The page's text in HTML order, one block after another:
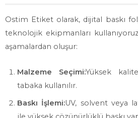
Ostim Etiket olarak, dijital baskı
teknolojik ekipmanları
aşamalardan oluşur:
Malzeme Seçimi:Yüksek
tabaka kullanılır.
Baskı İşlemi:UV, solvent veya